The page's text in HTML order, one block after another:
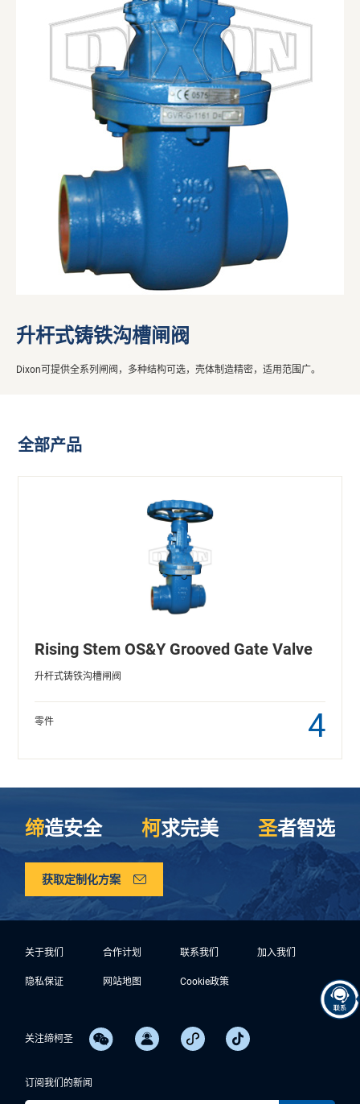
升杆式铸铁沟槽闸阀
Dixon可提供全系列闸阀，多种结构可选，壳体制造精密，适用范围广。
全部产品
Rising Stem OS&Y Grooved Gate Valve
升杆式铸铁沟槽闸阀
零件 4
缔造安全 柯求完美 圣者智选
获取定制化方案
关于我们 合作计划 联系我们 加入我们
隐私保证 网站地图 Cookie政策
关注缔柯圣
订阅我们的新闻